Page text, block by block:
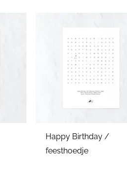
Happy Birthday /
feesthoedje